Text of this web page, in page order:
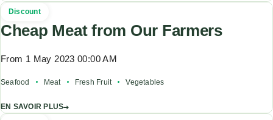
Discount
Cheap Meat from Our Farmers
From 1 May 2023 00:00 AM
Seafood Meat Fresh Fruit Vegetables
EN SAVOIR PLUS